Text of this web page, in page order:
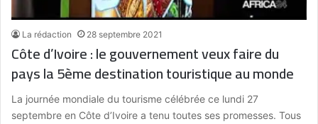
La rédaction 28 septembre 2021
Côte d’Ivoire : le gouvernement veux faire du
pays la 5ème destination touristique au monde
La journée mondiale du tourisme célébrée ce lundi 27
septembre en Côte d’Ivoire a tenu toutes ses promesses. Tous